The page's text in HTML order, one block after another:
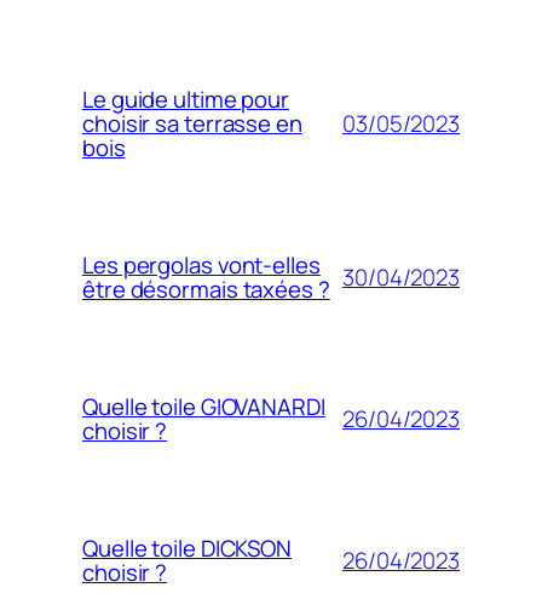
Le guide ultime pour
choisir sa terrasse en
bois
03/05/2023
Les pergolas vont-elles
être désormais taxées ? 30/04/2023
Quelle toile GIOVANARDI
choisir ? 26/04/2023
Quelle toile DICKSON
choisir ? 26/04/2023